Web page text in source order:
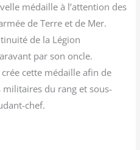
médaille à l’attention des
de Terre et de Mer.
de la Légion
par son oncle.
cette médaille afin de
du rang et sous-
chef.